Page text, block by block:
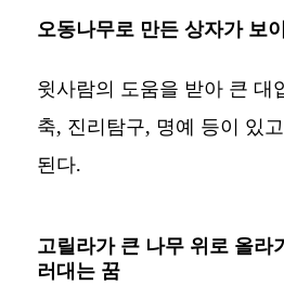
오동나무로 만든 상자가 보
윗사람의 도움을 받아 큰 대
축, 진리탐구, 명예 등이 있
된다.
고릴라가 큰 나무 위로 올라
러대는 꿈